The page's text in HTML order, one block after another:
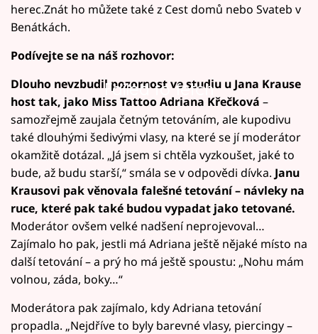
herec.Znát ho můžete také z Cest domů nebo Svateb v
Benátkách.
Podívejte se na náš rozhovor:
Failed to fetch
Dlouho nevzbudil pozornost ve studiu u Jana Krause
host tak, jako Miss Tattoo Adriana Křečková –
samozřejmě zaujala četným tetováním, ale kupodivu
také dlouhými šedivými vlasy, na které se jí moderátor
okamžitě dotázal. „Já jsem si chtěla vyzkoušet, jaké to
bude, až budu starší,“ smála se v odpovědi dívka. Janu
Krausovi pak věnovala falešné tetování – návleky na
ruce, které pak také budou vypadat jako tetované.
Moderátor ovšem velké nadšení neprojevoval…
Zajímalo ho pak, jestli má Adriana ještě nějaké místo na
další tetování – a prý ho má ještě spoustu: „Nohu mám
volnou, záda, boky…“
Moderátora pak zajímalo, kdy Adriana tetování
propadla. „Nejdříve to byly barevné vlasy, piercingy –